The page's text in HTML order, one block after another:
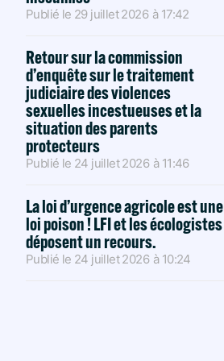
Publié le 29 juillet 2026 à 17:42
Retour sur la commission
d’enquête sur le traitement
judiciaire des violences
sexuelles incestueuses et la
situation des parents
protecteurs
Publié le 24 juillet 2026 à 11:46
La loi d’urgence agricole est une
loi poison ! LFI et les écologistes
déposent un recours.
Publié le 24 juillet 2026 à 10:24